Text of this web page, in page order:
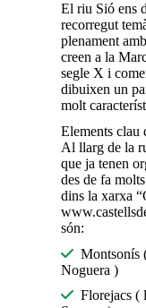
El riu Sió ens
recorregut
plenament
creen a la
segle X i
dibuixen un
molt
Elements clau
Al llarg de la
que ja tenen
des de fa
dins la xarxa
són:
Montsonís
Noguera )
Florejacs (